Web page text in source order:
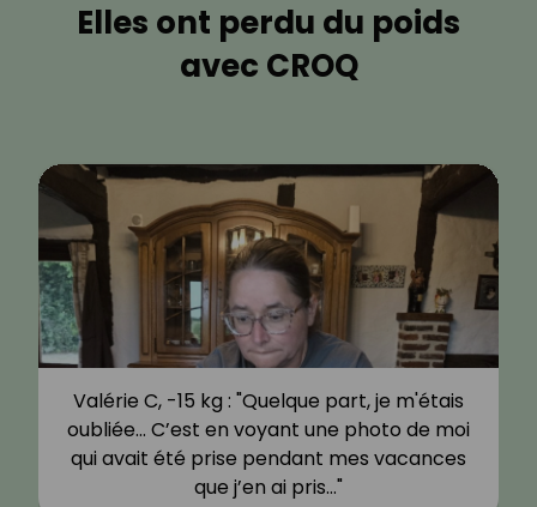
Elles ont perdu du poids
avec CROQ
Valérie C, -15 kg : "Quelque part, je m'étais
oubliée… C’est en voyant une photo de moi
qui avait été prise pendant mes vacances
que j’en ai pris…"